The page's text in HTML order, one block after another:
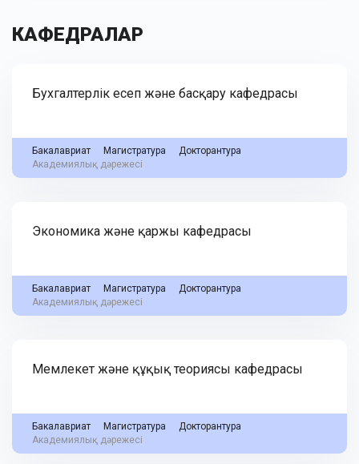
КАФЕДРАЛАР
Бухгалтерлік есеп және басқару кафедрасы
Бакалавриат Магистратура
Докторантура
Академиялық дәрежесі
Экономика және қаржы кафедрасы
Бакалавриат Магистратура
Докторантура
Академиялық дәрежесі
Мемлекет және құқық теориясы кафедрасы
Бакалавриат Магистратура
Докторантура
Академиялық дәрежесі